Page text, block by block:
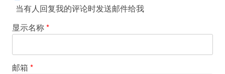
当有人回复我的评论时发送邮件给我
显示名称*
邮箱 *